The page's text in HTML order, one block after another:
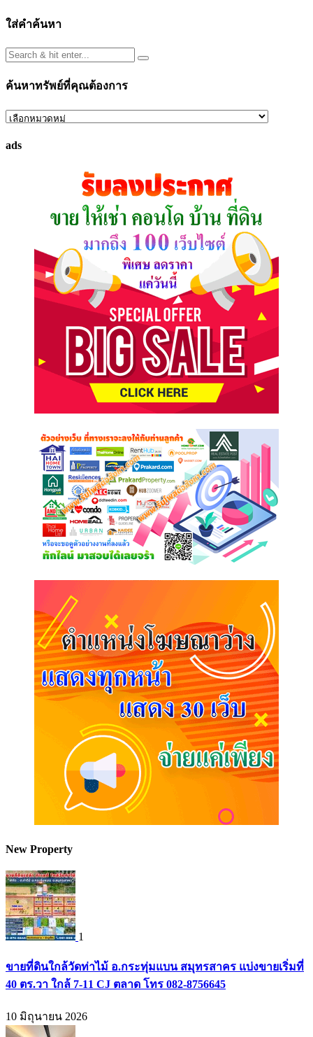
ใส่คำค้นหา
ค้นหาทรัพย์ที่คุณต้องการ
ค้นหา
ที่
ads
New Property
1
ขายที่ดินใกล้วัดท่าไม้ อ.กระทุ่มแบน สมุทรสาคร แบ่งขายเริ่มที่
40 ตร.วา ใกล้ 7-11 CJ ตลาด โทร 082-8756645
10 มิถุนายน 2026